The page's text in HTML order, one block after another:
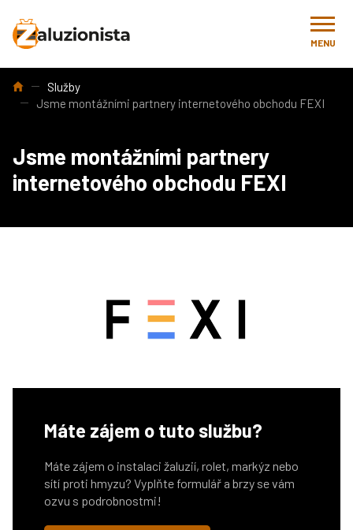
MENU
Úvod Služby
Jsme montážními partnery internetového obchodu FEXI
Jsme montážními partnery
internetového obchodu FEXI
Máte zájem o tuto službu?
Máte zájem o instalaci žaluzií, rolet, markýz nebo
sítí proti hmyzu? Vyplňte formulář a brzy se vám
ozvu s podrobnostmi!